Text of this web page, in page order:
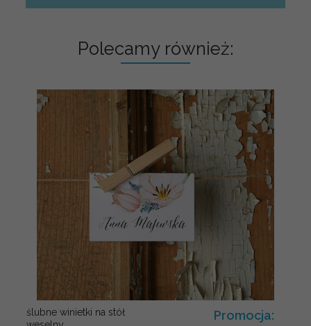
Polecamy również:
ślubne winietki na stół
Promocja: